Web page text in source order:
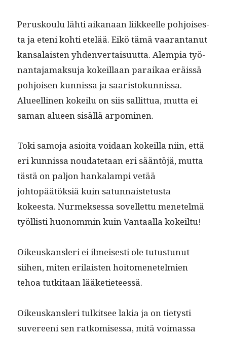
Perusk­oulu lähti aikanaan liik­keelle pohjois­es­
ta ja eteni kohti etelää. Eikö tämä vaaran­tanut
kansalais­ten yhden­ver­taisu­ut­ta. Alem­pia työ­
nan­ta­ja­mak­su­ja kokeil­laan paraikaa eräis­sä
pohjoisen kun­nis­sa ja saaris­tokun­nis­sa.
Alueelli­nen kokeilu on siis sal­lit­tua, mut­ta ei
saman alueen sisäl­lä arpominen.
Toki samo­ja asioi­ta voidaan kokeil­la niin, että
eri kun­nis­sa nou­date­taan eri sään­töjä, mut­ta
tästä on paljon han­kalampi vetää
johtopäätök­siä kuin sat­un­nais­te­tus­ta
kokeesta. Nurmek­ses­sa sovel­let­tu menetelmä
työl­listi huonom­min kuin Van­taal­la kokeiltu!
Oikeuskans­leri ei ilmeis­es­ti ole tutus­tunut
siihen, miten eri­lais­ten hoit­o­menetelmien
tehoa tutk­i­taan lääketieteessä.
Oikeuskans­leri tulk­it­see lakia ja on tietysti
suvereeni sen ratkomises­sa, mitä voimas­sa